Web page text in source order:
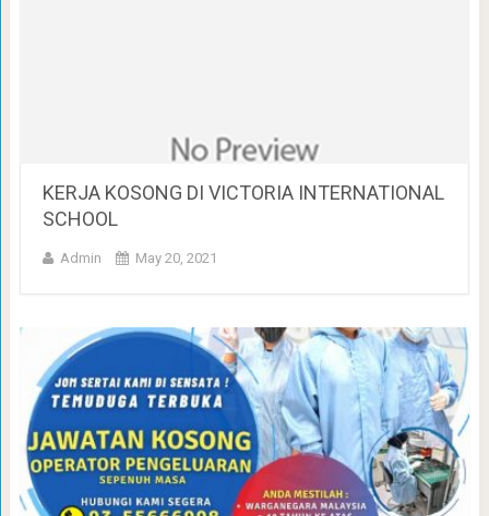
KERJA KOSONG DI VICTORIA INTERNATIONAL
SCHOOL
Admin May 20, 2021